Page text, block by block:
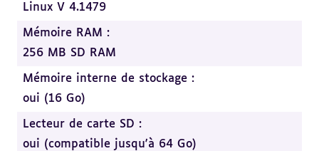
Linux V 4.1479
Mémoire RAM :
256 MB SD RAM
Mémoire interne de stockage :
oui (16 Go)
Lecteur de carte SD :
oui (compatible jusqu'à 64 Go)